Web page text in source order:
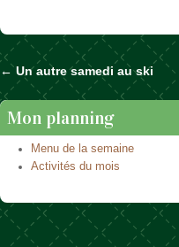
Naviguer dans
←Un autre samedi au ski
Mon planning
Menu de la semaine
Activités du mois